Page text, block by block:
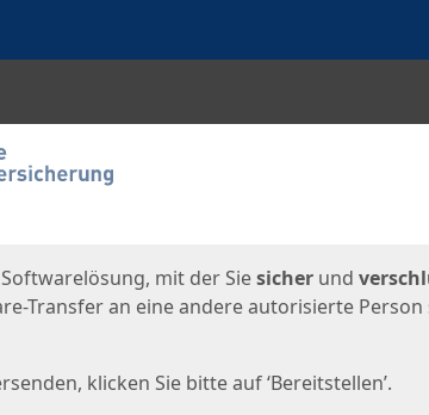
mit der Siesicher und
Transfer an eine andere autorisierte Person
klicken Sie bitte auf ‘Bereitstellen’.